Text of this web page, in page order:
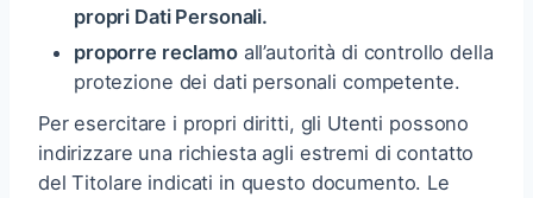
propri Dati Personali.
proporre reclamoall’autorità di controllo della
protezione dei dati personali competente.
Per esercitare i propri diritti, gli Utenti possono
indirizzare una richiesta agli estremi di contatto
del Titolare indicati in questo documento. Le